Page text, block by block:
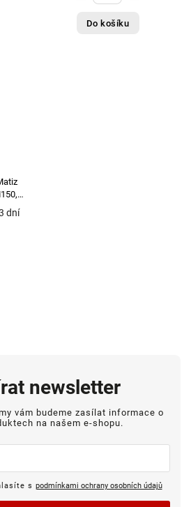
Do košíku
dní
newsletter
vám budeme zasílat informace o
na našem e-shopu.
s podmínkami ochrany osobních údajů